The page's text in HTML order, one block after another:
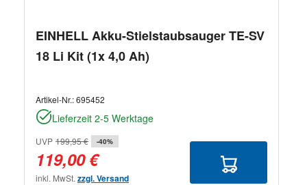
EINHELL Akku-Stielstaubsauger TE-SV
18 Li Kit (1x 4,0 Ah)
Artikel-Nr.:695452
Lieferzeit 2-5 Werktage
UVP 199,95 € -40%
119,00 €
inkl. MwSt. zzgl. Versand